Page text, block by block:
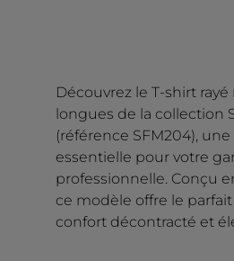
Découvrez le T-shirt
longues de la collection
(référence SFM204),
essentielle pour votre
professionnelle. Conçu
ce modèle offre le
confort décontracté et